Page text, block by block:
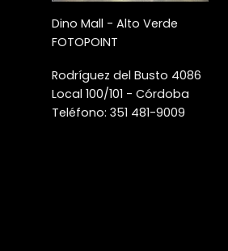
Dino Mall - Alto Verde
FOTOPOINT
Rodríguez del Busto 4086
Local 100/101 - Córdoba
Teléfono: 351 481-9009